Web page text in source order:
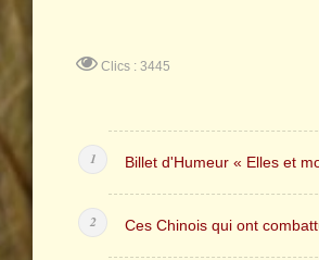
Clics : 3445
Billet d'Humeur « Elles et
Ces Chinois qui ont